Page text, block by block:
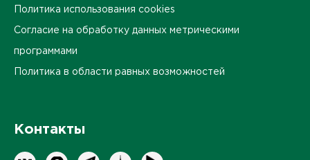
Политика использования cookies
Согласие на обработку данных метрическими
программами
Политика в области равных возможностей
Контакты